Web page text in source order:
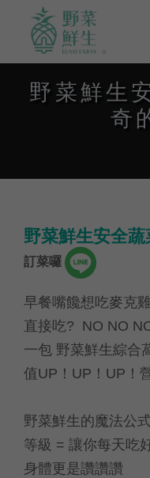
野菜鮮生
奇
野菜鮮生安全
訂菜囉
早餐嘴饞想吃麥克
直接吃? NO NO
一包 野菜鮮生綜合
值UP！UP！UP！
野菜鮮生的魔法公
等級 = 讓你每天吃
身體更是讚讚讚